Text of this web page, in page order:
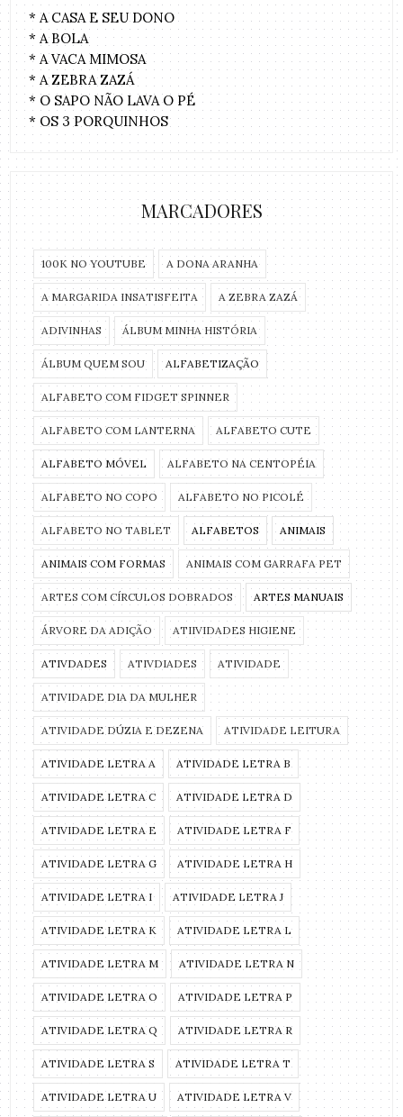
* A CASA E SEU DONO
* A BOLA
* A VACA MIMOSA
* A ZEBRA ZAZÁ
* O SAPO NÃO LAVA O PÉ
* OS 3 PORQUINHOS
MARCADORES
100K NO YOUTUBE A DONA ARANHA
A MARGARIDA INSATISFEITA A ZEBRA ZAZÁ
ADIVINHAS ÁLBUM MINHA HISTÓRIA
ÁLBUM QUEM SOU ALFABETIZAÇÃO
ALFABETO COM FIDGET SPINNER
ALFABETO COM LANTERNA ALFABETO CUTE
ALFABETO MÓVEL ALFABETO NA CENTOPÉIA
ALFABETO NO COPO ALFABETO NO PICOLÉ
ALFABETO NO TABLET ALFABETOS ANIMAIS
ANIMAIS COM FORMAS ANIMAIS COM GARRAFA PET
ARTES COM CÍRCULOS DOBRADOS ARTES MANUAIS
ÁRVORE DA ADIÇÃO ATIIVIDADES HIGIENE
ATIVDADES ATIVDIADES ATIVIDADE
ATIVIDADE DIA DA MULHER
ATIVIDADE DÚZIA E DEZENA ATIVIDADE LEITURA
ATIVIDADE LETRA A ATIVIDADE LETRA B
ATIVIDADE LETRA C ATIVIDADE LETRA D
ATIVIDADE LETRA E ATIVIDADE LETRA F
ATIVIDADE LETRA G ATIVIDADE LETRA H
ATIVIDADE LETRA I ATIVIDADE LETRA J
ATIVIDADE LETRA K ATIVIDADE LETRA L
ATIVIDADE LETRA M ATIVIDADE LETRA N
ATIVIDADE LETRA O ATIVIDADE LETRA P
ATIVIDADE LETRA Q ATIVIDADE LETRA R
ATIVIDADE LETRA S ATIVIDADE LETRA T
ATIVIDADE LETRA U ATIVIDADE LETRA V